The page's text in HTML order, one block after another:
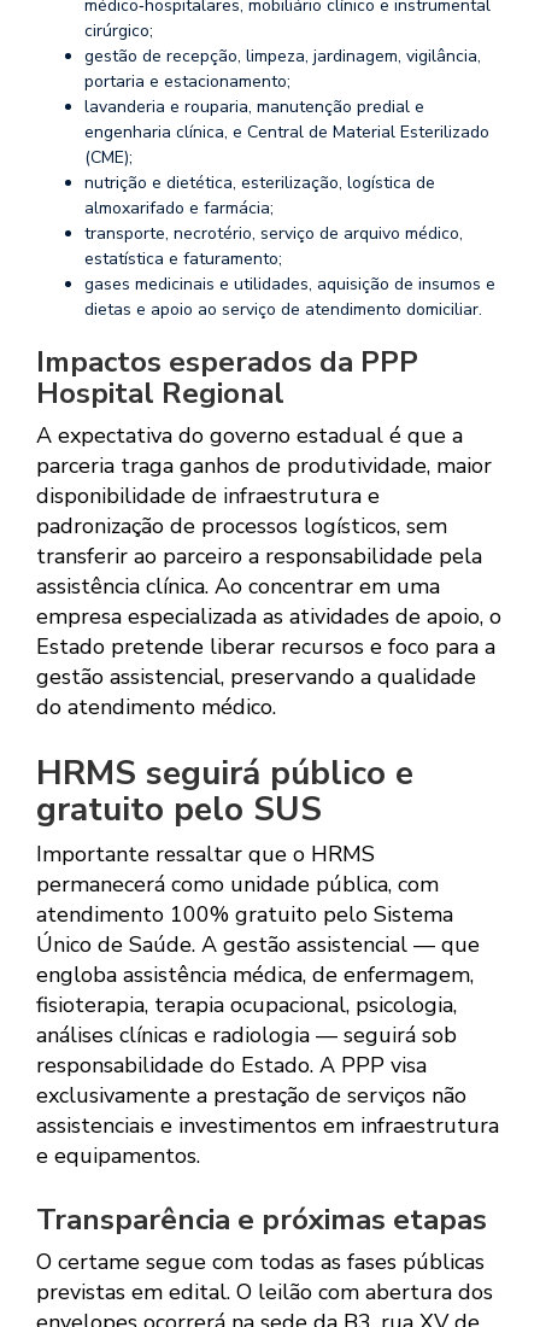
médico‑hospitalares, mobiliário clínico e instrumental
cirúrgico;
gestão de recepção, limpeza, jardinagem, vigilância,
portaria e estacionamento;
lavanderia e rouparia, manutenção predial e
engenharia clínica, e Central de Material Esterilizado
(CME);
nutrição e dietética, esterilização, logística de
almoxarifado e farmácia;
transporte, necrotério, serviço de arquivo médico,
estatística e faturamento;
gases medicinais e utilidades, aquisição de insumos e
dietas e apoio ao serviço de atendimento domiciliar.
Impactos esperados da PPP
Hospital Regional
A expectativa do governo estadual é que a
parceria traga ganhos de produtividade, maior
disponibilidade de infraestrutura e
padronização de processos logísticos, sem
transferir ao parceiro a responsabilidade pela
assistência clínica. Ao concentrar em uma
empresa especializada as atividades de apoio, o
Estado pretende liberar recursos e foco para a
gestão assistencial, preservando a qualidade
do atendimento médico.
HRMS seguirá público e
gratuito pelo SUS
Importante ressaltar que o HRMS
permanecerá como unidade pública, com
atendimento 100% gratuito pelo Sistema
Único de Saúde. A gestão assistencial — que
engloba assistência médica, de enfermagem,
fisioterapia, terapia ocupacional, psicologia,
análises clínicas e radiologia — seguirá sob
responsabilidade do Estado. A PPP visa
exclusivamente a prestação de serviços não
assistenciais e investimentos em infraestrutura
e equipamentos.
Transparência e próximas etapas
O certame segue com todas as fases públicas
previstas em edital. O leilão com abertura dos